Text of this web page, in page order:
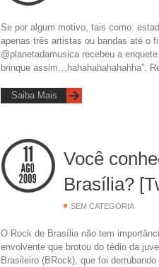
Se por algum motivo, tais como:
apenas três artistas ou bandas até o
@planetadamusica recebeu a
brinque assim…hahahahahahahha”.
Saiba Mais
Você
Brasília?
SEM CATEGORIA
O Rock de Brasília não tem
envolvente que brotou do tédio da
Brasileiro (BRock), que foi